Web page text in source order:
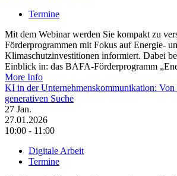
Termine
Mit dem Webinar werden Sie kompakt zu
Förderprogrammen mit Fokus auf Energie-
Klimaschutzinvestitionen informiert. Dabei
Einblick in: das BAFA-Förderprogramm
More Info
KI in der Unternehmenskommunikation:
generativen Suche
27 Jan.
27.01.2026
10:00 - 11:00
Digitale Arbeit
Termine